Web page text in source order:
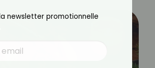
newsletter promotionnelle